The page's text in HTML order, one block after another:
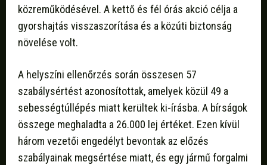
közreműködésével. A kettő és fél órás akció célja a
gyorshajtás visszaszorítása és a közúti biztonság
növelése volt.
A helyszíni ellenőrzés során összesen 57
szabálysértést azonosítottak, amelyek közül 49 a
sebességtúllépés miatt kerültek ki-írásba. A bírságok
összege meghaladta a 26.000 lej értéket. Ezen kívül
három vezetői engedélyt bevontak az előzés
szabályainak megsértése miatt, és egy jármű forgalmi